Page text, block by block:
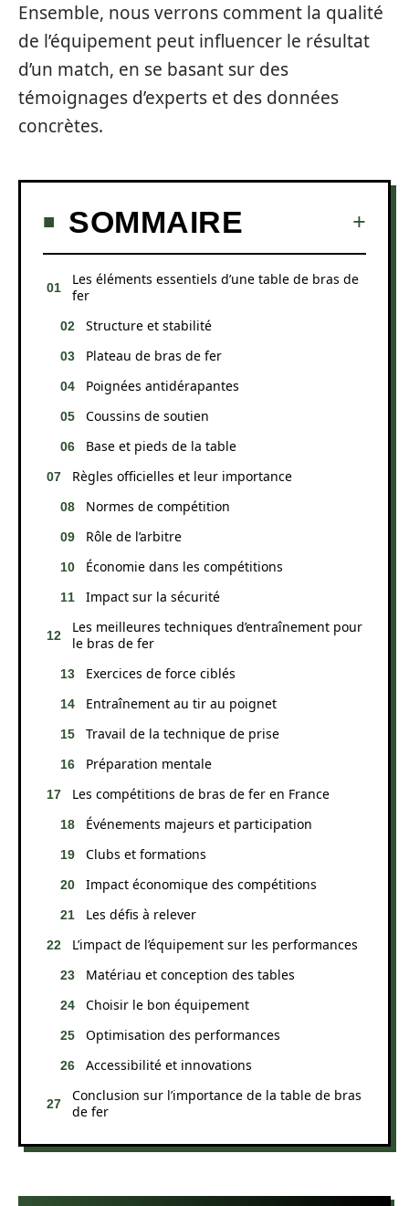
Ensemble, nous verrons comment la qualité
de l’équipement peut influencer le résultat
d’un match, en se basant sur des
témoignages d’experts et des données
concrètes.
SOMMAIRE
Les éléments essentiels d’une table de bras de
fer
Structure et stabilité
Plateau de bras de fer
Poignées antidérapantes
Coussins de soutien
Base et pieds de la table
Règles officielles et leur importance
Normes de compétition
Rôle de l’arbitre
Économie dans les compétitions
Impact sur la sécurité
Les meilleures techniques d’entraînement pour
le bras de fer
Exercices de force ciblés
Entraînement au tir au poignet
Travail de la technique de prise
Préparation mentale
Les compétitions de bras de fer en France
Événements majeurs et participation
Clubs et formations
Impact économique des compétitions
Les défis à relever
L’impact de l’équipement sur les performances
Matériau et conception des tables
Choisir le bon équipement
Optimisation des performances
Accessibilité et innovations
Conclusion sur l’importance de la table de bras
de fer